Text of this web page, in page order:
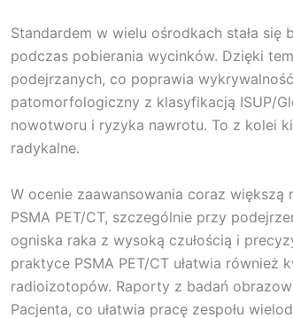
Standardem w wielu ośrodkach stała się
podczas pobierania wycinków. Dzięki
podejrzanych, co poprawia
patomorfologiczny z klasyfikacją ISUP/
nowotworu i ryzyka nawrotu. To z kolei
radykalne.
W ocenie zaawansowania coraz
PSMA PET/CT, szczególnie przy
ogniska raka z wysoką czułością i
praktyce PSMA PET/CT ułatwia
radioizotopów. Raporty z badań
Pacjenta, co ułatwia pracę zespołu